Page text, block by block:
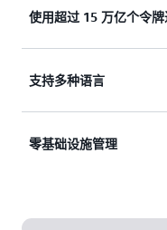
128K 上下文长度使
使用超过 15 万亿个令
Llama 模型使用来
支持多种语言
Llama 3.2 是多语言
零基础设施管理